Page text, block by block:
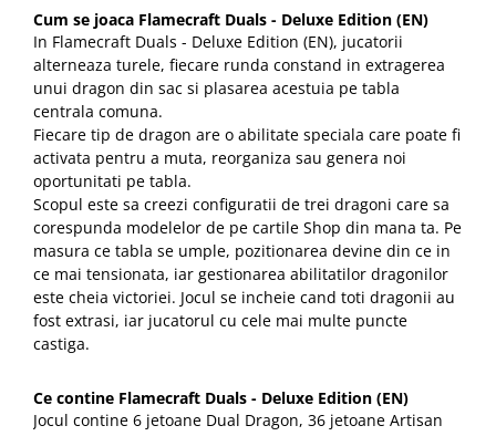
Cum se joaca Flamecraft Duals - Deluxe Edition (EN)
In Flamecraft Duals - Deluxe Edition (EN), jucatorii
alterneaza turele, fiecare runda constand in extragerea
unui dragon din sac si plasarea acestuia pe tabla
centrala comuna.
Fiecare tip de dragon are o abilitate speciala care poate fi
activata pentru a muta, reorganiza sau genera noi
oportunitati pe tabla.
Scopul este sa creezi configuratii de trei dragoni care sa
corespunda modelelor de pe cartile Shop din mana ta. Pe
masura ce tabla se umple, pozitionarea devine din ce in
ce mai tensionata, iar gestionarea abilitatilor dragonilor
este cheia victoriei. Jocul se incheie cand toti dragonii au
fost extrasi, iar jucatorul cu cele mai multe puncte
castiga.
Ce contine Flamecraft Duals - Deluxe Edition (EN)
Jocul contine 6 jetoane Dual Dragon, 36 jetoane Artisan